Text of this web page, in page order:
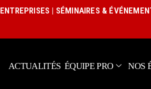
ENTREPRISES | SÉMINAIRES &
ACTUALITÉS ÉQUIPE PRO NOS